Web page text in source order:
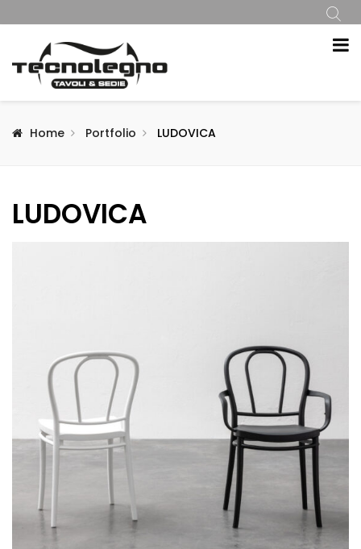
Home Portfolio LUDOVICA
LUDOVICA